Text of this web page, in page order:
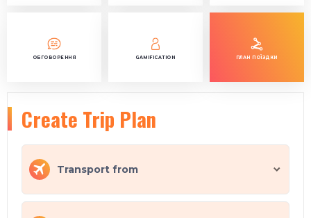
ОБГОВОРЕННЯ GAMIFICATION ПЛАН ПОЇЗДКИ
Create Trip Plan
Transport from